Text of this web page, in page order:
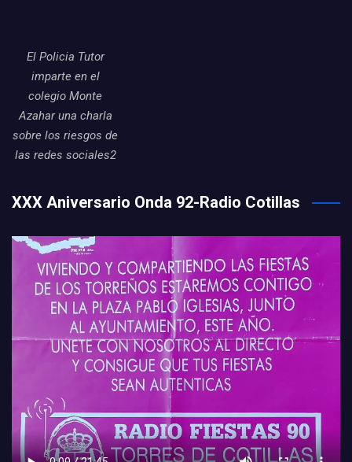
El Policia Tutor
imparte en el
colegio Monte
Azahar una charla
sobre los riesgos de
las redes sociales2
XXX Aniversario Onda 92-Radio Cotillas